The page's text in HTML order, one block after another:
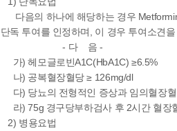
다음의 하나에 해당하는 경우
단독 투여를 인정하며, 이 경우 투여소견
- 다 음 -
가) 헤모글로빈A1C(HbA1C) ≥6.5%
나) 공복혈장혈당 ≥ 126mg/dl
다) 당뇨의 전형적인 증상과 임의혈장
라) 75g 경구당부하검사 후 2시간 혈장
2) 병용요법